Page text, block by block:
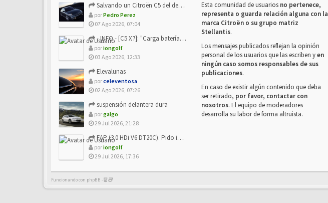
Salvando un Citroën C5 del desguace: Presentación y seguimiento
porPedro Perez
07 Ago 2026, 07:04
- INFO - [C5 X7]: "Carga batería o alimentación eléctri...
poriongolf
03 Ago 2026, 12:33
Elevalunas
porceleventosa
02 Ago 2026, 07:26
suspensión delantera dura
porgalgo
29 Jul 2026, 21:28
FAP (3.0 HDi V6 DT20C). Pido info sobre su sustitución
poriongolf
29 Jul 2026, 17:36
Esta comunidad de usuarios no pertenece,
representa o guarda relación alguna con la
marca Citroën o su grupo matriz
Stellantis.
Los mensajes publicados reflejan la opinión
personal de los usuarios que las escriben yen
ningún caso somos responsables de sus
publicaciones.
En caso de existir algún contenido que deba
ser retirado, por favor, contactar con
nosotros. El equipo de moderadores
desarrolla su labor de forma altruista.
Funcionando con phpBB -